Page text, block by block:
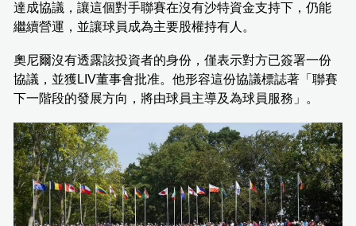
達成協議，讓這個對手聯賽在沒有沙特資金支持下，仍能
繼續營運，並讓球員成為主要股權持有人。
奧尼爾沒有透露該投資者的身份，僅表示對方已簽署一份
協議，並獲LIV董事會批准。他形容這份協議標誌著「聯賽
下一階段的發展方向，將由球員主導及為球員服務」。